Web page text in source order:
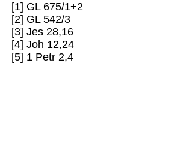
[1] GL 675/1+2
[2] GL 542/3
[3] Jes 28,16
[4] Joh 12,24
[5] 1 Petr 2,4